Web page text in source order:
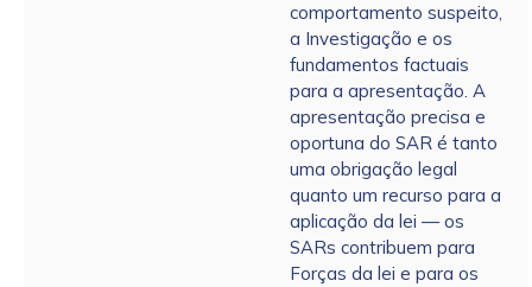
comportamento suspeito,
a Investigação e os
fundamentos factuais
para a apresentação. A
apresentação precisa e
oportuna do SAR é tanto
uma obrigação legal
quanto um recurso para a
aplicação da lei — os
SARs contribuem para
Forças da lei e para os